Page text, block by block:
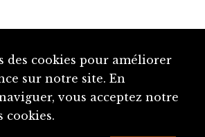
des cookies pour améliorer
sur notre site. En
vous acceptez notre
cookies.